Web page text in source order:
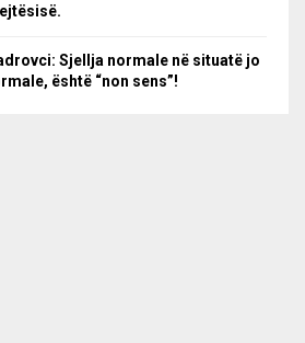
Sjellja normale në situatë jo
është “non sens”!